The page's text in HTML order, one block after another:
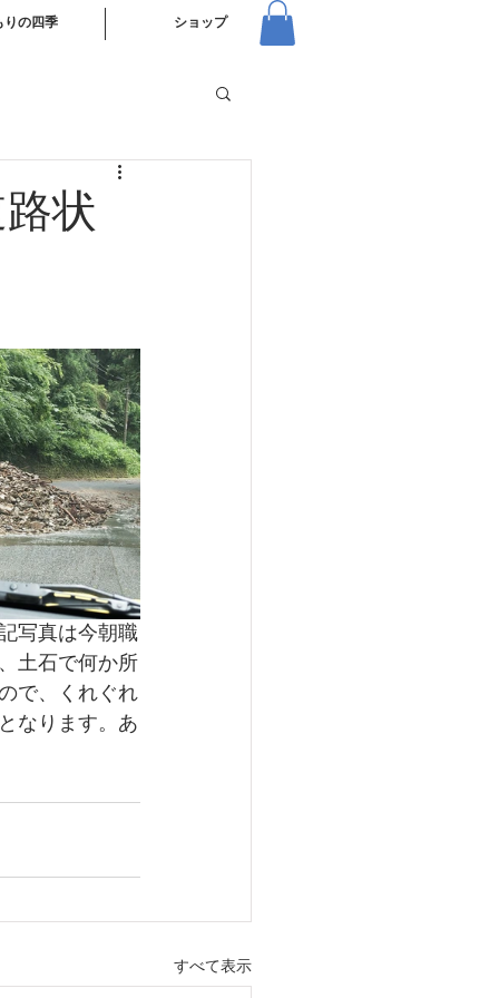
りの四季 ショップ
状
写真は今朝職
土石で何か所
で、くれぐれ
なります。あ
すべて表示